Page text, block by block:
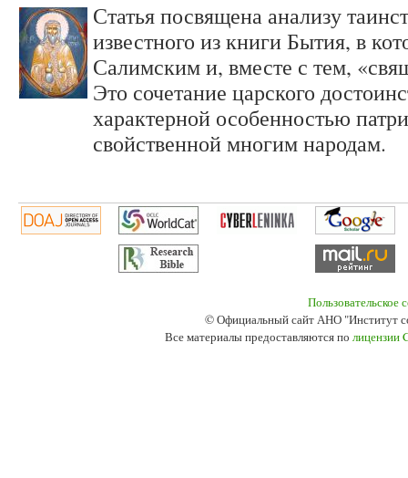
Статья посвящена анализу
известного из книги Бытия, в
Салимским и, вместе с тем,
Это сочетание царского
характерной особенностью
свойственной многим народам.
Пользовательское
© Официальный сайт АНО "Институт
Все материалы предоставляются по лицензии